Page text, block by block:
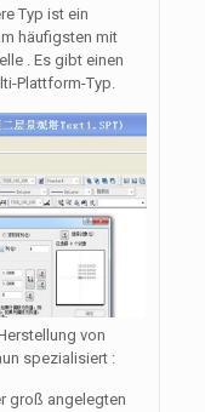
Typ ist ein
häufigsten mit
. Es gibt einen
Plattform-Typ.
von
spezialisiert :
groß angelegten